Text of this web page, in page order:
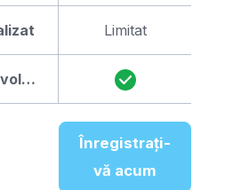
Raport lunar de evolutie
Limitat
Înregistrați-
vă acum